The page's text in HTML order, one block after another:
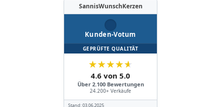
SannisWunschKerzen
Kunden-Votum
GEPRÜFTE QUALITÄT
★★★★★
4.6 von 5.0
Über 2.100 Bewertungen
24.200+ Verkäufe
Stand:03.06.2025